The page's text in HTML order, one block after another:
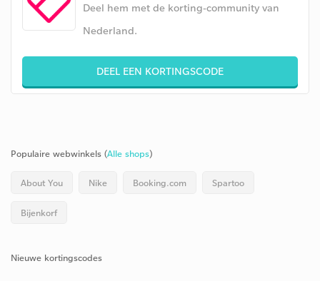
Deel hem met de korting-community van
Nederland.
DEEL EEN KORTINGSCODE
Populaire webwinkels (Alle shops)
About You Nike Booking.com Spartoo
Bijenkorf
Nieuwe kortingscodes